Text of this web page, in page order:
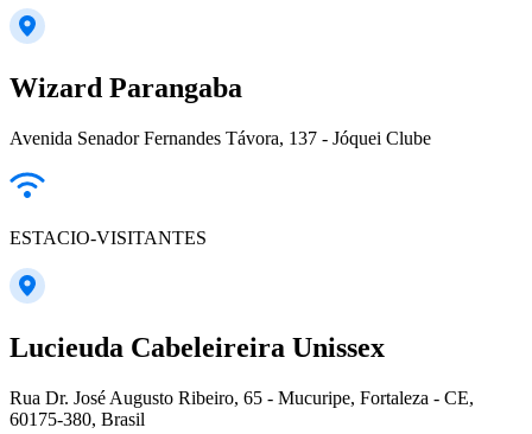
Wizard Parangaba
Avenida Senador Fernandes Távora, 137 - Jóquei Clube
ESTACIO-VISITANTES
Lucieuda Cabeleireira Unissex
Rua Dr. José Augusto Ribeiro, 65 - Mucuripe, Fortaleza - CE,
60175-380, Brasil